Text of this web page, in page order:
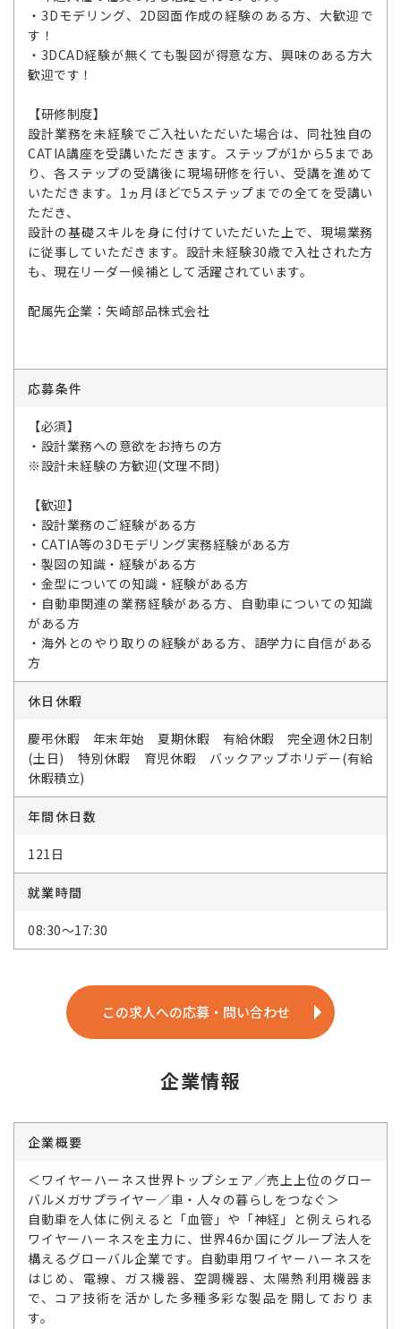
・3Dモデリング、2D図面作成の経験のある方、大歓迎で
す！
・3DCAD経験が無くても製図が得意な方、興味のある方大
歓迎です！
【研修制度】
設計業務を未経験でご入社いただいた場合は、同社独自の
CATIA講座を受講いただきます。ステップが1から5まであ
り、各ステップの受講後に現場研修を行い、受講を進めて
いただきます。1ヵ月ほどで5ステップまでの全てを受講い
ただき、
設計の基礎スキルを身に付けていただいた上で、現場業務
に従事していただきます。設計未経験30歳で入社された方
も、現在リーダー候補として活躍されています。
配属先企業：矢崎部品株式会社
応募条件
【必須】
・設計業務への意欲をお持ちの方
※設計未経験の方歓迎(文理不問)
【歓迎】
・設計業務のご経験がある方
・CATIA等の3Dモデリング実務経験がある方
・製図の知識・経験がある方
・金型についての知識・経験がある方
・自動車関連の業務経験がある方、自動車についての知識
がある方
・海外とのやり取りの経験がある方、語学力に自信がある
方
休日休暇
慶弔休暇 年末年始 夏期休暇 有給休暇 完全週休2日制
(土日) 特別休暇 育児休暇 バックアップホリデー(有給
休暇積立)
年間休日数
121日
就業時間
08:30～17:30
この求人への応募・問い合わせ
企業情報
企業概要
＜ワイヤーハーネス世界トップシェア／売上上位のグロー
バルメガサプライヤー／車・人々の暮らしをつなぐ＞
自動車を人体に例えると「血管」や「神経」と例えられる
ワイヤーハーネスを主力に、世界46か国にグループ法人を
構えるグローバル企業です。自動車用ワイヤーハーネスを
はじめ、電線、ガス機器、空調機器、太陽熱利用機器ま
で、コア技術を活かした多種多彩な製品を開しておりま
す。